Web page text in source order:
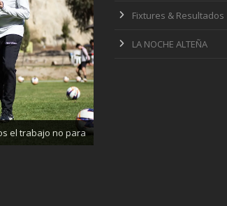
el trabajo no para
listos para el
mañana
Fixtures & Resultados
LA NOCHE ALTEÑA